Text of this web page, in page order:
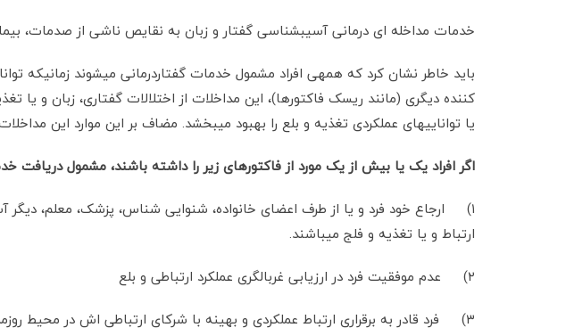
خدمات مداخله ای درمانی آسیب­شناسی گفتار و زبان به نقایص ناشی از صدمات،
باید خاطر نشان کرد که همه­ی افراد مشمول خدمات گفتاردرمانی می­شوند زمانیکه
کننده دیگری (مانند ریسک فاکتورها)، این مداخلات از اختلالات گفتاری، زبان و
یا توانایی­های عملکردی تغذیه و بلع را بهبود می­بخشد. مضاف بر این موارد این
اگر افراد یک یا بیش از یک مورد از فاکتورهای زیر را داشته باشند، مشمول دریافت
۱) ارجاع خود فرد و یا از طرف اعضای خانواده، شنوایی شناس، پزشک، معلم، دیگر
ارتباط و یا تغذیه و فلج می­باشند.
۲) عدم موفقیت فرد در ارزیابی غربالگری عملکرد ارتباطی و بلع
۳) فرد قادر به برقراری ارتباط عملکردی و بهینه با شرکای ارتباطی اش در محیط روزمره نباشد.